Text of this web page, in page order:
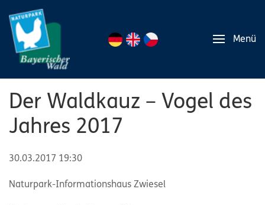
Menü
Der Waldkauz – Vogel des
Jahres 2017
30.03.2017 19:30
Naturpark-Informationshaus Zwiesel